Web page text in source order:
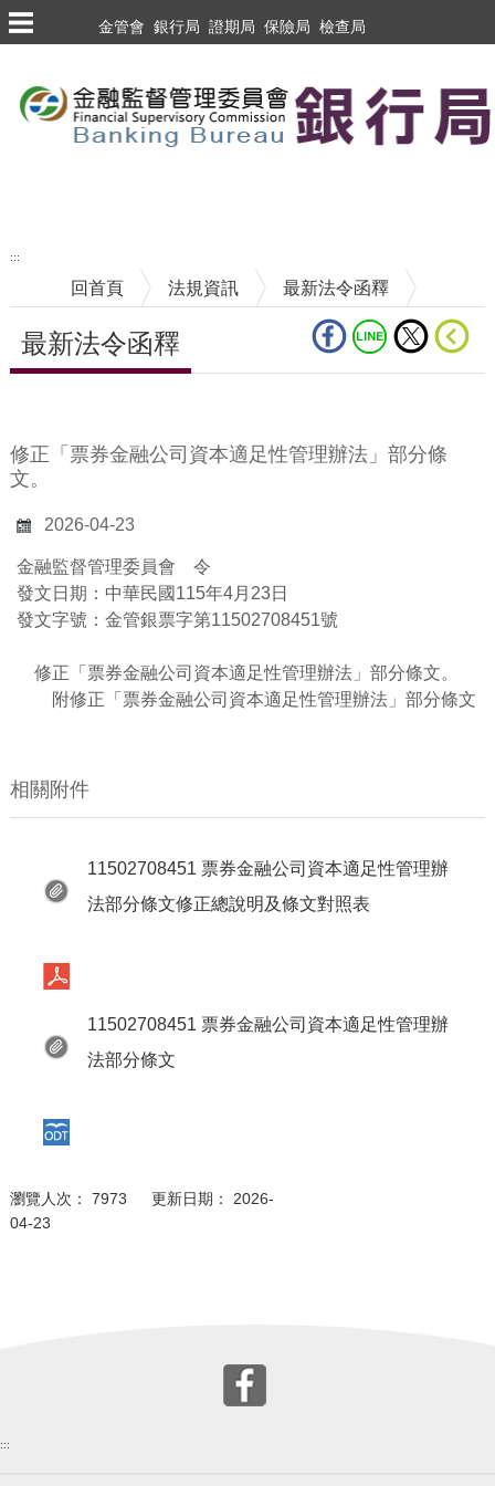
跳到主要內容區塊
金管會 銀行局 證期局 保險局 檢查局
:::
回首頁 法規資訊 最新法令函釋
最新法令函釋
修正「票券金融公司資本適足性管理辦法」部分條
文。
2026-04-23
金融監督管理委員會 令
發文日期：中華民國115年4月23日
發文字號：金管銀票字第11502708451號
修正「票券金融公司資本適足性管理辦法」部分條文。
附修正「票券金融公司資本適足性管理辦法」部分條文
相關附件
11502708451 票券金融公司資本適足性管理辦
法部分條文修正總說明及條文對照表
11502708451 票券金融公司資本適足性管理辦
法部分條文
瀏覽人次： 7973 更新日期： 2026-
04-23
:::